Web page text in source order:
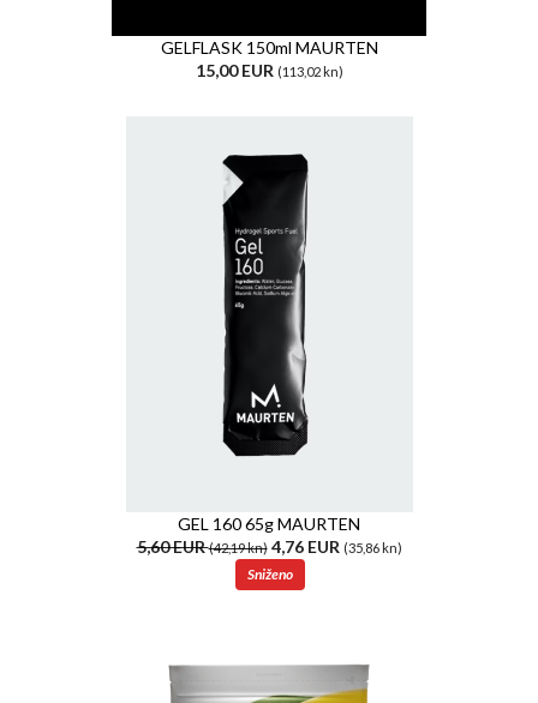
GELFLASK 150ml MAURTEN
15,00 EUR (113,02 kn)
GEL 160 65g MAURTEN
5,60 EUR(42,19 kn)4,76 EUR (35,86 kn)
Sniženo